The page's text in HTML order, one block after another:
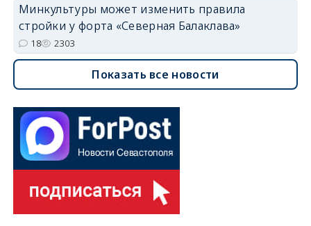
Минкультуры может изменить правила
стройки у форта «Северная Балаклава»
18 2303
Показать все новости